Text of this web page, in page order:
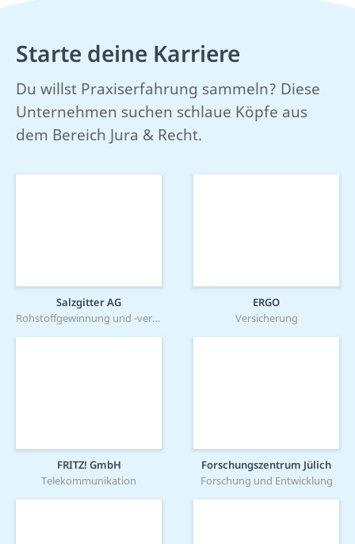
Starte deine Karriere
Du willst Praxiserfahrung sammeln? Diese
Unternehmen suchen schlaue Köpfe aus
dem Bereich Jura & Recht.
Salzgitter AG
Rohstoffgewinnung und -verarbeitung
ERGO
Versicherung
FRITZ! GmbH
Telekommunikation
Forschungszentrum Jülich
Forschung und Entwicklung